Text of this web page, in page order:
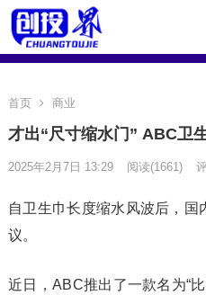
首页 商业
才出“尺寸缩水门” ABC卫
2025年2月7日 13:29 阅读(1661)
自卫生巾长度缩水风波后，
议。
近日，ABC推出了一款名为“